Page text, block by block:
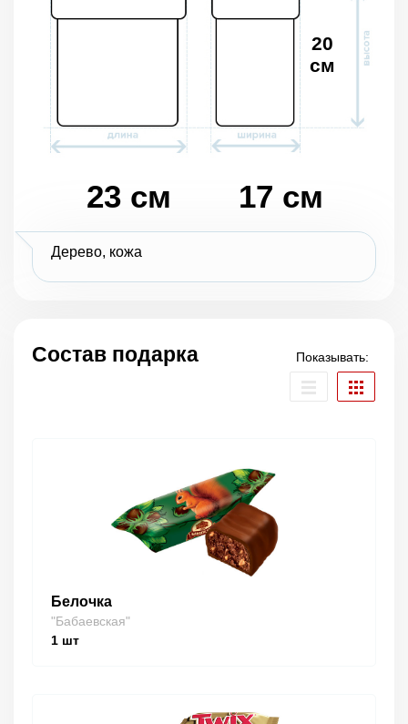
23 см 17 см
20
см
Дерево, кожа
Состав подарка Показывать:
Белочка
"Бабаевская"
1 шт